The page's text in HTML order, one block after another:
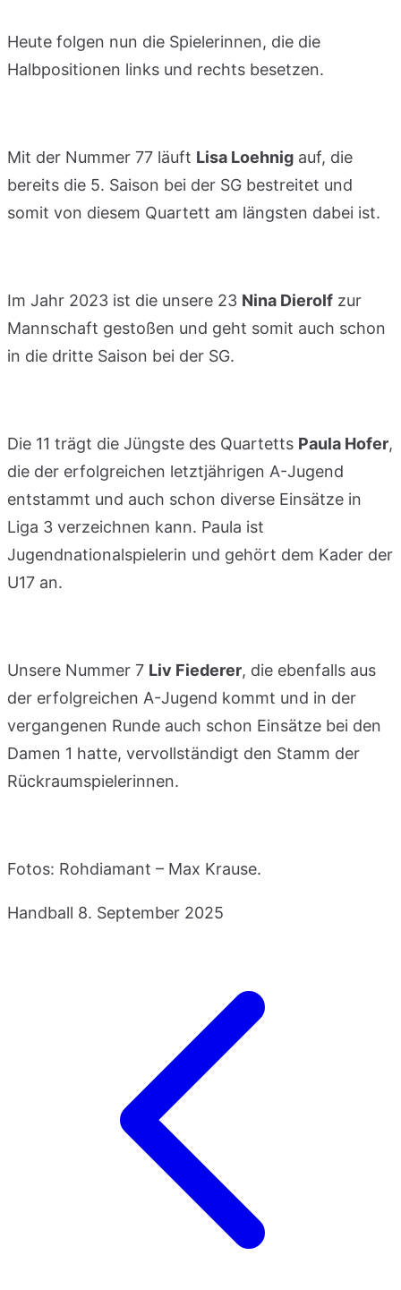
Heute folgen nun die Spielerinnen, die die
Halbpositionen links und rechts besetzen.
Mit der Nummer 77 läuft Lisa Loehnig auf, die
bereits die 5. Saison bei der SG bestreitet und
somit von diesem Quartett am längsten dabei ist.
Im Jahr 2023 ist die unsere 23 Nina Dierolf zur
Mannschaft gestoßen und geht somit auch schon
in die dritte Saison bei der SG.
Die 11 trägt die Jüngste des Quartetts Paula Hofer,
die der erfolgreichen letztjährigen A-Jugend
entstammt und auch schon diverse Einsätze in
Liga 3 verzeichnen kann. Paula ist
Jugendnationalspielerin und gehört dem Kader der
U17 an.
Unsere Nummer 7 Liv Fiederer, die ebenfalls aus
der erfolgreichen A-Jugend kommt und in der
vergangenen Runde auch schon Einsätze bei den
Damen 1 hatte, vervollständigt den Stamm der
Rückraumspielerinnen.
Fotos: Rohdiamant – Max Krause.
Handball 8. September 2025